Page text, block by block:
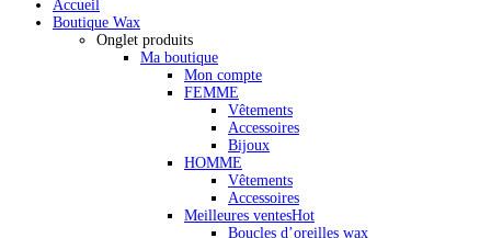
Accueil
Boutique Wax
Onglet produits
Ma boutique
Mon compte
FEMME
Vêtements
Accessoires
Bijoux
HOMME
Vêtements
Accessoires
Meilleures ventesHot
Boucles d’oreilles wax